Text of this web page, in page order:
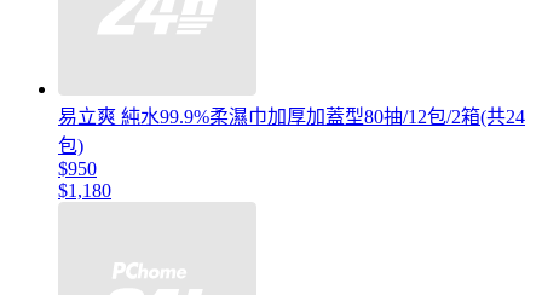
易立爽 純水99.9%柔濕巾加厚加蓋型80抽/12包/2箱(共24
包)
$950
$1,180